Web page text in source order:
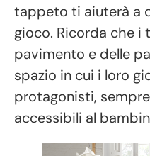
tappeto ti aiuterà a
gioco. Ricorda che i
pavimento e delle
spazio in cui i loro
protagonisti,
accessibili al